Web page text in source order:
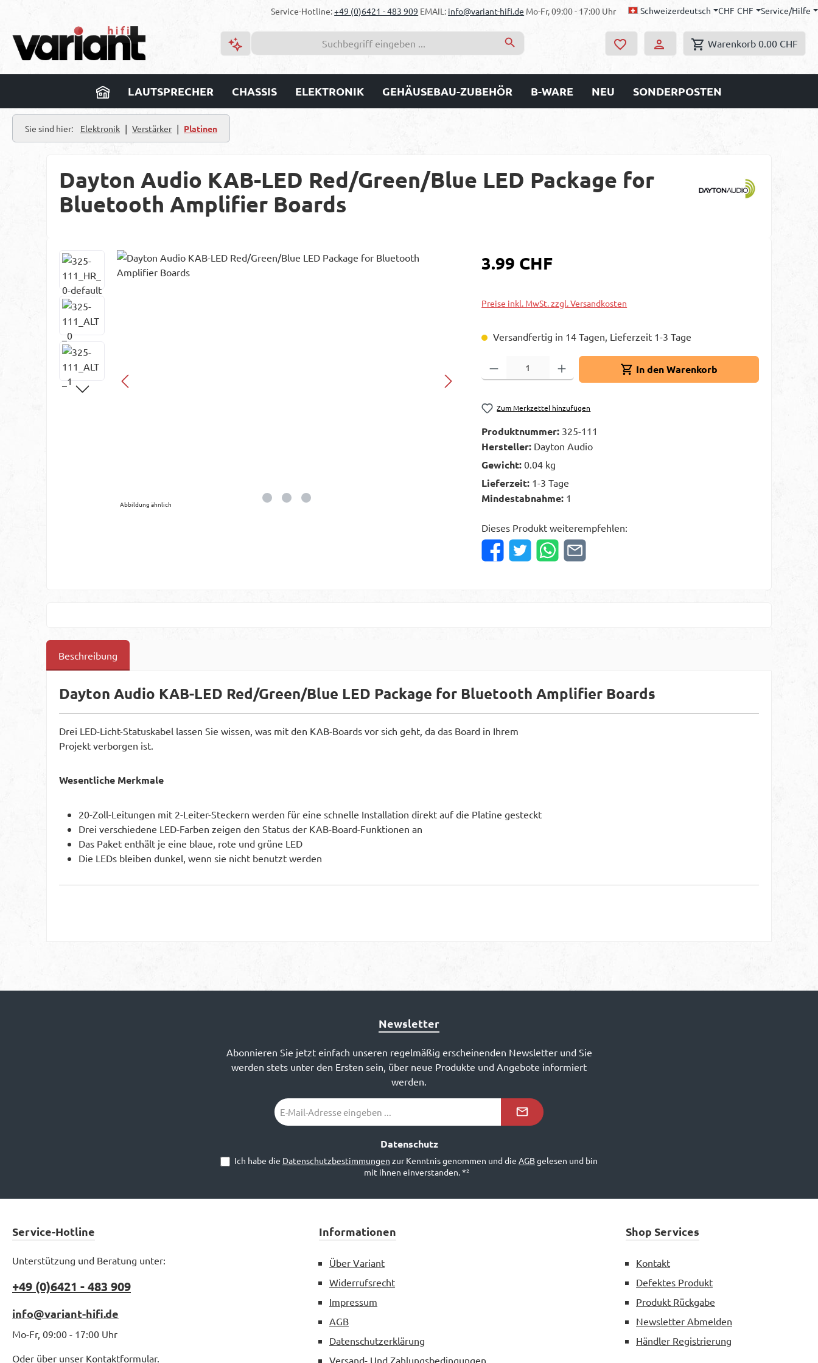
Service-Hotline:+49 (0)6421 - 483 909 EMAIL: info@variant-hifi.de Mo-Fr, 09:00 - 17:00 Uhr Schweizerdeutsch CHF CHF Service/Hilfe
Warenkorb 0.00 CHF
LAUTSPRECHER CHASSIS ELEKTRONIK GEHÄUSEBAU-ZUBEHÖR B-WARE NEU SONDERPOSTEN
Sie sind hier: Elektronik | Verstärker | Platinen
Dayton Audio KAB-LED Red/Green/Blue LED Package for
Bluetooth Amplifier Boards
Bildergalerie überspringen
Abbildung ähnlich
Regulärer Preis:
3.99 CHF
Preise inkl. MwSt. zzgl. Versandkosten
Versandfertig in 14 Tagen, Lieferzeit 1-3 Tage
Produkt Anzahl: Gib den gewünschten Wert ein oder benutze die Schaltflächen um die
In den Warenkorb
Zum Merkzettel hinzufügen
Produktnummer: 325-111
Hersteller: Dayton Audio
Gewicht:0.04 kg
Lieferzeit: 1-3 Tage
Mindestabnahme: 1
Dieses Produkt weiterempfehlen:
Beschreibung
Dayton Audio KAB-LED Red/Green/Blue LED Package for Bluetooth Amplifier Boards
Drei LED-Licht-Statuskabel lassen Sie wissen, was mit den KAB-Boards vor sich geht, da das Board in Ihrem
Projekt verborgen ist.
Wesentliche Merkmale
20-Zoll-Leitungen mit 2-Leiter-Steckern werden für eine schnelle Installation direkt auf die Platine gesteckt
Drei verschiedene LED-Farben zeigen den Status der KAB-Board-Funktionen an
Das Paket enthält je eine blaue, rote und grüne LED
Die LEDs bleiben dunkel, wenn sie nicht benutzt werden
Newsletter
Abonnieren Sie jetzt einfach unseren regelmäßig erscheinenden Newsletter und Sie
werden stets unter den Ersten sein, über neue Produkte und Angebote informiert
werden.
E-
Mail-
Datenschutz
Ich habe die Datenschutzbestimmungen zur Kenntnis genommen und die AGBgelesen und bin
mit ihnen einverstanden.*²
Service-Hotline
Unterstützung und Beratung unter:
+49 (0)6421 - 483 909
info@variant-hifi.de
Mo-Fr, 09:00 - 17:00 Uhr
Oder über unser Kontaktformular.
Informationen
Über Variant
Widerrufsrecht
Impressum
AGB
Datenschutzerklärung
Versand- Und Zahlungsbedingungen
Shop Services
Kontakt
Defektes Produkt
Produkt Rückgabe
Newsletter Abmelden
Händler Registrierung